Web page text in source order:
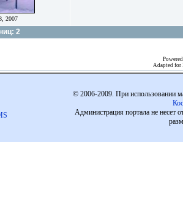
2007
2
Adapted for
© 2006-2009. При использовании
Администрация портала не несет